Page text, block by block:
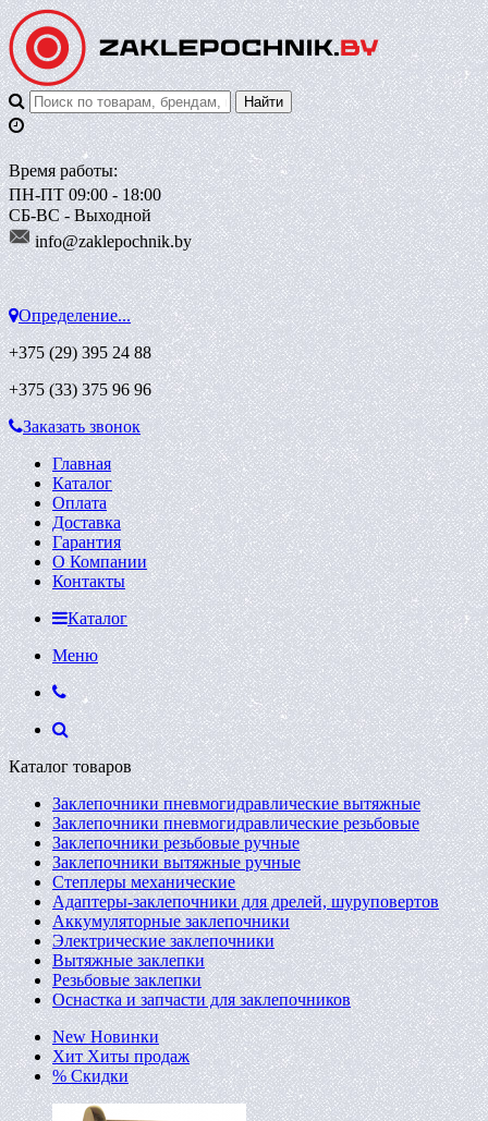
Время работы:
ПН-ПТ 09:00 - 18:00
СБ-ВС - Выходной
info@zaklepochnik.by
Определение...
+375 (29)395 24 88
+375 (33)375 96 96
Заказать звонок
Главная
Каталог
Оплата
Доставка
Гарантия
О Компании
Контакты
Каталог
Меню
Каталог товаров
Заклепочники пневмогидравлические вытяжные
Заклепочники пневмогидравлические резьбовые
Заклепочники резьбовые ручные
Заклепочники вытяжные ручные
Степлеры механические
Адаптеры-заклепочники для дрелей, шуруповертов
Аккумуляторные заклепочники
Электрические заклепочники
Вытяжные заклепки
Резьбовые заклепки
Оснастка и запчасти для заклепочников
New Новинки
Хит Хиты продаж
% Скидки